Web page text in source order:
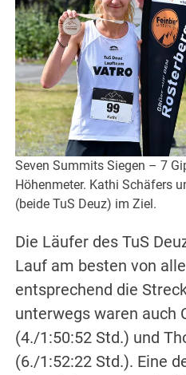
Seven Summits Siegen – 7
Höhenmeter. Kathi Schäfers
(beide TuS Deuz) im Ziel.
Die Läufer des TuS
Lauf am besten von
entsprechend die
unterwegs waren auch
(4./1:50:52 Std.) und
(6./1:52:22 Std.). Eine